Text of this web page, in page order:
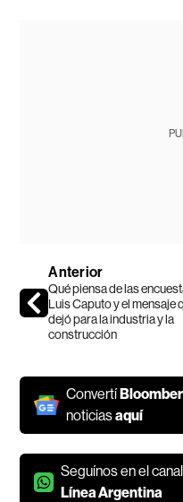
Anterior
Qué piensa de las
Luis Caputo y el mensaje
dejó para la industria y la
construcción
Convertí
noticiasaquí
Seguínos en el
Línea Argentina